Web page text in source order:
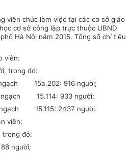
viên chức làm việc tại các cơ sở giáo
cơ sở công lập trực thuộc UBND
Hà Nội năm 2015. Tổng số chỉ tiêu
viên:
trong đó:
15a.202: 916 người;
15.114: 933 người;
15.115: 2437 người.
viên:
trong đó:
88 người;